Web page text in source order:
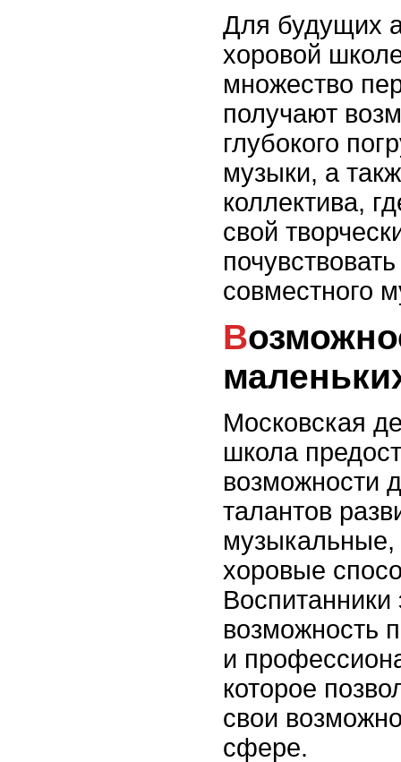
Для будущих
хоровой
множество
получают
глубокого
музыки, а
коллектива,
свой
совместного
Возможности для
Московская
школа
возможности
талантов
хоровые
возможность
и
которое
свои
сфере.